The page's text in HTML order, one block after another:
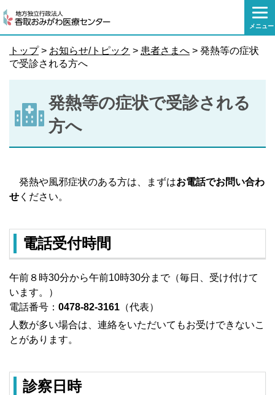
メニュー
文
動
トップ> お知らせ/トピック > 患者さまへ > 発熱等の症状
で受診される方へ
発熱等の症状で受診される
方へ
発熱や風邪症状のある方は、まずはお電話でお問い合わ
せ ください。
電話受付時間
午前８時30分から午前10時30分まで（毎日、受け付けて
います。）
電話番号： 0478-82-3161 （代表）
人数が多い場合は、連絡をいただいてもお受けできないこ
とがあります。
診察日時